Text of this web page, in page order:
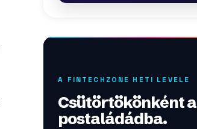
A FINTECHZONE HETI LEVELE
Csütörtökönként a
postaládádba.